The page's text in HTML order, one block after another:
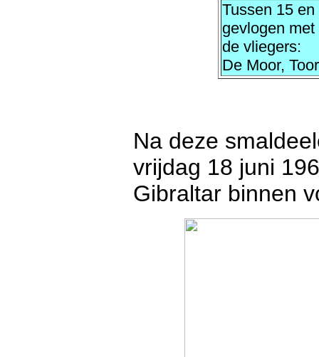
Tussen 15
gevlogen
de vliegers:
De Moor,
Na deze
vrijdag 18 juni
Gibraltar binnen